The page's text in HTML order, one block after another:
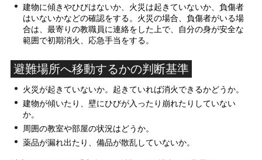
建物に傾きやひびはないか、火災は起きていないか、負傷者
はいないかなどの確認をする。火災の場合、負傷者がいる場
合は、最寄りの教職員に連絡をした上で、自分の身が安全な
範囲で初期消火、応急手当をする。
避難場所へ移動するかの判断基準
火災が起きていないか。起きていれば消火できるかどうか。
建物が傾いたり、壁にひびが入ったり崩れたりしていない
か。
周囲の教室や部屋の状況はどうか。
薬品が漏れ出たり、備品が散乱していないか。